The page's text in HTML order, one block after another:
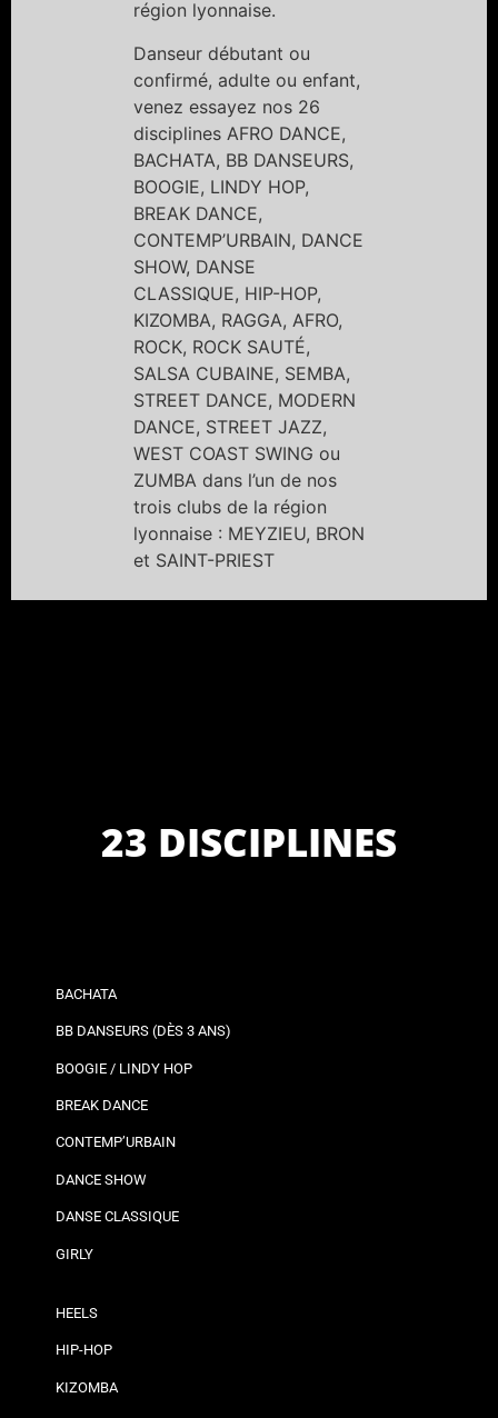
région lyonnaise.
Danseur débutant ou
confirmé, adulte ou enfant,
venez essayez nos 26
disciplines AFRO DANCE,
BACHATA, BB DANSEURS,
BOOGIE, LINDY HOP,
BREAK DANCE,
CONTEMP’URBAIN, DANCE
SHOW, DANSE
CLASSIQUE, HIP-HOP,
KIZOMBA, RAGGA, AFRO,
ROCK, ROCK SAUTÉ,
SALSA CUBAINE, SEMBA,
STREET DANCE, MODERN
DANCE, STREET JAZZ,
WEST COAST SWING ou
ZUMBA dans l’un de nos
trois clubs de la région
lyonnaise : MEYZIEU, BRON
et SAINT-PRIEST
23 DISCIPLINES
BACHATA
BB DANSEURS (DÈS 3 ANS)
BOOGIE / LINDY HOP
BREAK DANCE
CONTEMP’URBAIN
DANCE SHOW
DANSE CLASSIQUE
GIRLY
HEELS
HIP-HOP
KIZOMBA